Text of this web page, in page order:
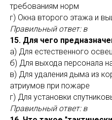
требованиям норм
г) Окна второго этажа и
Правильный ответ: в
15. Для чего
а) Для естественного
б) Для выхода персонала
в) Для удаления дыма из
атриумов при пожаре
г) Для установки
Правильный ответ: в